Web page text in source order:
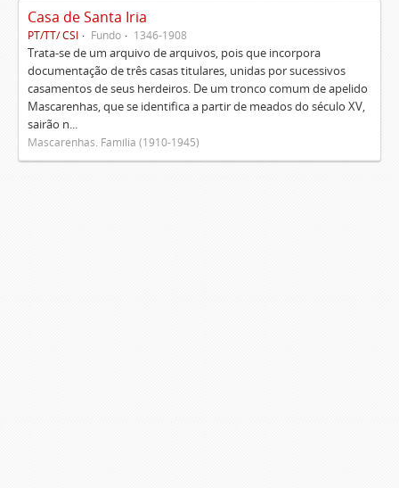
Casa de Santa Iria
PT/TT/ CSI Fundo 1346-1908
Trata-se de um arquivo de arquivos, pois que incorpora
documentação de três casas titulares, unidas por sucessivos
casamentos de seus herdeiros. De um tronco comum de apelido
Mascarenhas, que se identifica a partir de meados do século XV,
sairão n...
Mascarenhas. Família (1910-1945)